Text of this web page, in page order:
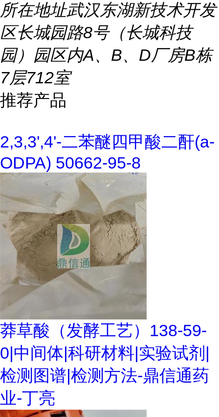
所在地址武汉东湖新技术开发
区长城园路8号（长城科技
园）园区内A、B、D厂房B栋
7层712室
推荐产品
2,3,3',4'-二苯醚四甲酸二酐(a-
ODPA) 50662-95-8
莽草酸（发酵工艺）138-59-
0|中间体|科研材料|实验试剂|
检测图谱|检测方法-鼎信通药
业-丁亮